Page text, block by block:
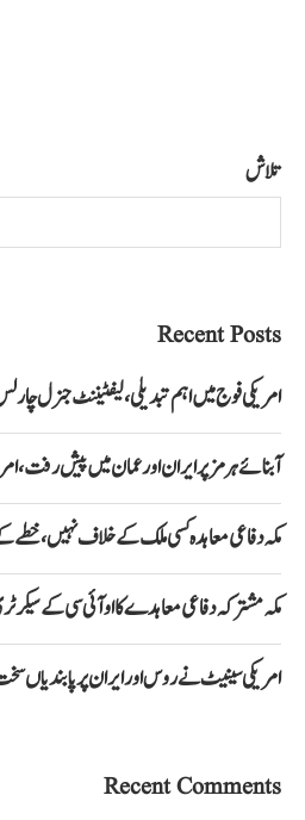
تلاش
Recent Posts
امریکی فوج میں اہم تبدیلی، لیفٹیننٹ جنرل چارلس
آبنائے ہرمز پر ایران اور عمان میں پیش رفت،
مکہ دفاعی معاہدہ کسی ملک کے خلاف نہیں،
مکہ مشترکہ دفاعی معاہدے کا او آئی سی کے
امریکی سینیٹ نے روس اور ایران پر پابندیاں
Recent Comments